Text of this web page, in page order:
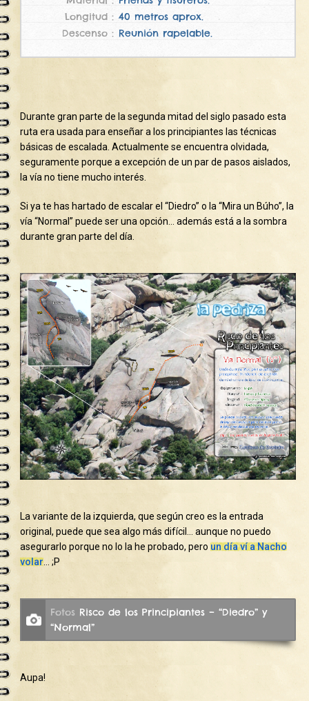
40 metros aprox.
Reunión rapelable.
Durante gran parte de la segunda mitad del siglo pasado esta
ruta era usada para enseñar a los principiantes las técnicas
básicas de escalada. Actualmente se encuentra olvidada,
seguramente porque a excepción de un par de pasos aislados,
la vía no tiene mucho interés.
Si ya te has hartado de escalar el “Diedro” o la “Mira un Búho”, la
vía “Normal” puede ser una opción… además está a la sombra
durante gran parte del día.
La variante de la izquierda, que según creo es la entrada
original, puede que sea algo más difícil… aunque no puedo
asegurarlo porque no lo la he probado, peroun día ví a Nacho
volar … ;P
Fotos Risco de los Principiantes – “Diedro” y
“Normal”
Aupa!